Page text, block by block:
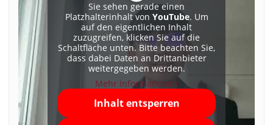
Sie sehen gerade einen
Platzhalterinhalt von YouTube. Um
auf den eigentlichen Inhalt
zuzugreifen, klicken Sie auf die
Schaltfläche unten. Bitte beachten Sie,
dass dabei Daten an Drittanbieter
weitergegeben werden.
Mehr Informationen
Inhalt entsperren